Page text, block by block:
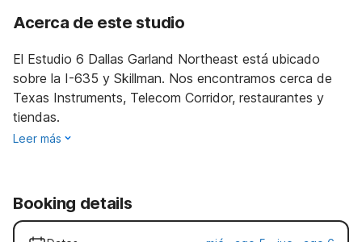
Acerca de este studio
El Estudio 6 Dallas Garland Northeast está ubicado
sobre la I-635 y Skillman. Nos encontramos cerca de
Texas Instruments, Telecom Corridor, restaurantes y
tiendas.
Leer más
Booking details